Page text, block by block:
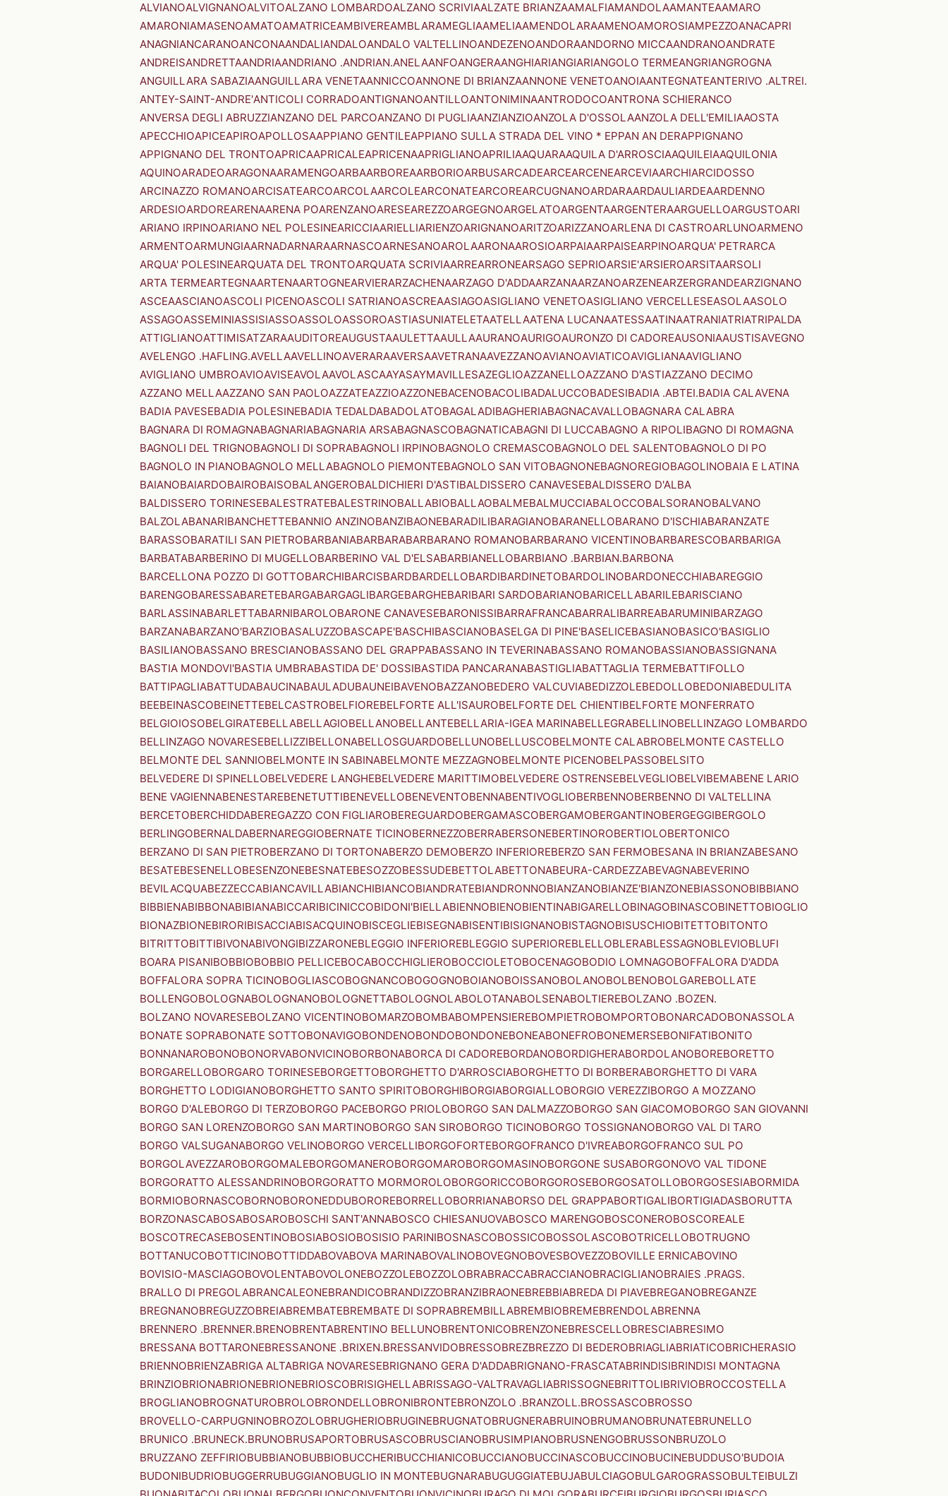
ALVIANOALVIGNANOALVITOALZANO LOMBARDOALZANO SCRIVIAALZATE BRIANZAAMALFIAMANDOLAAMANTEAAMARO
AMARONIAMASENOAMATOAMATRICEAMBIVEREAMBLARAMEGLIAAMELIAAMENDOLARAAMENOAMOROSIAMPEZZOANACAPRI
ANAGNIANCARANOANCONAANDALIANDALOANDALO VALTELLINOANDEZENOANDORAANDORNO MICCAANDRANOANDRATE
ANDREISANDRETTAANDRIAANDRIANO .ANDRIAN.ANELAANFOANGERAANGHIARIANGIARIANGOLO TERMEANGRIANGROGNA
ANGUILLARA SABAZIAANGUILLARA VENETAANNICCOANNONE DI BRIANZAANNONE VENETOANOIAANTEGNATEANTERIVO .ALTREI.
ANTEY-SAINT-ANDRE'ANTICOLI CORRADOANTIGNANOANTILLOANTONIMINAANTRODOCOANTRONA SCHIERANCO
ANVERSA DEGLI ABRUZZIANZANO DEL PARCOANZANO DI PUGLIAANZIANZIOANZOLA D'OSSOLAANZOLA DELL'EMILIAAOSTA
APECCHIOAPICEAPIROAPOLLOSAAPPIANO GENTILEAPPIANO SULLA STRADA DEL VINO * EPPAN AN DERAPPIGNANO
APPIGNANO DEL TRONTOAPRICAAPRICALEAPRICENAAPRIGLIANOAPRILIAAQUARAAQUILA D'ARROSCIAAQUILEIAAQUILONIA
AQUINOARADEOARAGONAARAMENGOARBAARBOREAARBORIOARBUSARCADEARCEARCENEARCEVIAARCHIARCIDOSSO
ARCINAZZO ROMANOARCISATEARCOARCOLAARCOLEARCONATEARCOREARCUGNANOARDARAARDAULIARDEAARDENNO
ARDESIOARDOREARENAARENA POARENZANOARESEAREZZOARGEGNOARGELATOARGENTAARGENTERAARGUELLOARGUSTOARI
ARIANO IRPINOARIANO NEL POLESINEARICCIAARIELLIARIENZOARIGNANOARITZOARIZZANOARLENA DI CASTROARLUNOARMENO
ARMENTOARMUNGIAARNADARNARAARNASCOARNESANOAROLAARONAAROSIOARPAIAARPAISEARPINOARQUA' PETRARCA
ARQUA' POLESINEARQUATA DEL TRONTOARQUATA SCRIVIAARREARRONEARSAGO SEPRIOARSIE'ARSIEROARSITAARSOLI
ARTA TERMEARTEGNAARTENAARTOGNEARVIERARZACHENAARZAGO D'ADDAARZANAARZANOARZENEARZERGRANDEARZIGNANO
ASCEAASCIANOASCOLI PICENOASCOLI SATRIANOASCREAASIAGOASIGLIANO VENETOASIGLIANO VERCELLESEASOLAASOLO
ASSAGOASSEMINIASSISIASSOASSOLOASSOROASTIASUNIATELETAATELLAATENA LUCANAATESSAATINAATRANIATRIATRIPALDA
ATTIGLIANOATTIMISATZARAAUDITOREAUGUSTAAULETTAAULLAAURANOAURIGOAURONZO DI CADOREAUSONIAAUSTISAVEGNO
AVELENGO .HAFLING.AVELLAAVELLINOAVERARAAVERSAAVETRANAAVEZZANOAVIANOAVIATICOAVIGLIANAAVIGLIANO
AVIGLIANO UMBROAVIOAVISEAVOLAAVOLASCAAYASAYMAVILLESAZEGLIOAZZANELLOAZZANO D'ASTIAZZANO DECIMO
AZZANO MELLAAZZANO SAN PAOLOAZZATEAZZIOAZZONEBACENOBACOLIBADALUCCOBADESIBADIA .ABTEI.BADIA CALAVENA
BADIA PAVESEBADIA POLESINEBADIA TEDALDABADOLATOBAGALADIBAGHERIABAGNACAVALLOBAGNARA CALABRA
BAGNARA DI ROMAGNABAGNARIABAGNARIA ARSABAGNASCOBAGNATICABAGNI DI LUCCABAGNO A RIPOLIBAGNO DI ROMAGNA
BAGNOLI DEL TRIGNOBAGNOLI DI SOPRABAGNOLI IRPINOBAGNOLO CREMASCOBAGNOLO DEL SALENTOBAGNOLO DI PO
BAGNOLO IN PIANOBAGNOLO MELLABAGNOLO PIEMONTEBAGNOLO SAN VITOBAGNONEBAGNOREGIOBAGOLINOBAIA E LATINA
BAIANOBAIARDOBAIROBAISOBALANGEROBALDICHIERI D'ASTIBALDISSERO CANAVESEBALDISSERO D'ALBA
BALDISSERO TORINESEBALESTRATEBALESTRINOBALLABIOBALLAOBALMEBALMUCCIABALOCCOBALSORANOBALVANO
BALZOLABANARIBANCHETTEBANNIO ANZINOBANZIBAONEBARADILIBARAGIANOBARANELLOBARANO D'ISCHIABARANZATE
BARASSOBARATILI SAN PIETROBARBANIABARBARABARBARANO ROMANOBARBARANO VICENTINOBARBARESCOBARBARIGA
BARBATABARBERINO DI MUGELLOBARBERINO VAL D'ELSABARBIANELLOBARBIANO .BARBIAN.BARBONA
BARCELLONA POZZO DI GOTTOBARCHIBARCISBARDBARDELLOBARDIBARDINETOBARDOLINOBARDONECCHIABAREGGIO
BARENGOBARESSABARETEBARGABARGAGLIBARGEBARGHEBARIBARI SARDOBARIANOBARICELLABARILEBARISCIANO
BARLASSINABARLETTABARNIBAROLOBARONE CANAVESEBARONISSIBARRAFRANCABARRALIBARREABARUMINIBARZAGO
BARZANABARZANO'BARZIOBASALUZZOBASCAPE'BASCHIBASCIANOBASELGA DI PINE'BASELICEBASIANOBASICO'BASIGLIO
BASILIANOBASSANO BRESCIANOBASSANO DEL GRAPPABASSANO IN TEVERINABASSANO ROMANOBASSIANOBASSIGNANA
BASTIA MONDOVI'BASTIA UMBRABASTIDA DE' DOSSIBASTIDA PANCARANABASTIGLIABATTAGLIA TERMEBATTIFOLLO
BATTIPAGLIABATTUDABAUCINABAULADUBAUNEIBAVENOBAZZANOBEDERO VALCUVIABEDIZZOLEBEDOLLOBEDONIABEDULITA
BEEBEINASCOBEINETTEBELCASTROBELFIOREBELFORTE ALL'ISAUROBELFORTE DEL CHIENTIBELFORTE MONFERRATO
BELGIOIOSOBELGIRATEBELLABELLAGIOBELLANOBELLANTEBELLARIA-IGEA MARINABELLEGRABELLINOBELLINZAGO LOMBARDO
BELLINZAGO NOVARESEBELLIZZIBELLONABELLOSGUARDOBELLUNOBELLUSCOBELMONTE CALABROBELMONTE CASTELLO
BELMONTE DEL SANNIOBELMONTE IN SABINABELMONTE MEZZAGNOBELMONTE PICENOBELPASSOBELSITO
BELVEDERE DI SPINELLOBELVEDERE LANGHEBELVEDERE MARITTIMOBELVEDERE OSTRENSEBELVEGLIOBELVIBEMABENE LARIO
BENE VAGIENNABENESTAREBENETUTTIBENEVELLOBENEVENTOBENNABENTIVOGLIOBERBENNOBERBENNO DI VALTELLINA
BERCETOBERCHIDDABEREGAZZO CON FIGLIAROBEREGUARDOBERGAMASCOBERGAMOBERGANTINOBERGEGGIBERGOLO
BERLINGOBERNALDABERNAREGGIOBERNATE TICINOBERNEZZOBERRABERSONEBERTINOROBERTIOLOBERTONICO
BERZANO DI SAN PIETROBERZANO DI TORTONABERZO DEMOBERZO INFERIOREBERZO SAN FERMOBESANA IN BRIANZABESANO
BESATEBESENELLOBESENZONEBESNATEBESOZZOBESSUDEBETTOLABETTONABEURA-CARDEZZABEVAGNABEVERINO
BEVILACQUABEZZECCABIANCAVILLABIANCHIBIANCOBIANDRATEBIANDRONNOBIANZANOBIANZE'BIANZONEBIASSONOBIBBIANO
BIBBIENABIBBONABIBIANABICCARIBICINICCOBIDONI'BIELLABIENNOBIENOBIENTINABIGARELLOBINAGOBINASCOBINETTOBIOGLIO
BIONAZBIONEBIRORIBISACCIABISACQUINOBISCEGLIEBISEGNABISENTIBISIGNANOBISTAGNOBISUSCHIOBITETTOBITONTO
BITRITTOBITTIBIVONABIVONGIBIZZARONEBLEGGIO INFERIOREBLEGGIO SUPERIOREBLELLOBLERABLESSAGNOBLEVIOBLUFI
BOARA PISANIBOBBIOBOBBIO PELLICEBOCABOCCHIGLIEROBOCCIOLETOBOCENAGOBODIO LOMNAGOBOFFALORA D'ADDA
BOFFALORA SOPRA TICINOBOGLIASCOBOGNANCOBOGOGNOBOIANOBOISSANOBOLANOBOLBENOBOLGAREBOLLATE
BOLLENGOBOLOGNABOLOGNANOBOLOGNETTABOLOGNOLABOLOTANABOLSENABOLTIEREBOLZANO .BOZEN.
BOLZANO NOVARESEBOLZANO VICENTINOBOMARZOBOMBABOMPENSIEREBOMPIETROBOMPORTOBONARCADOBONASSOLA
BONATE SOPRABONATE SOTTOBONAVIGOBONDENOBONDOBONDONEBONEABONEFROBONEMERSEBONIFATIBONITO
BONNANAROBONOBONORVABONVICINOBORBONABORCA DI CADOREBORDANOBORDIGHERABORDOLANOBOREBORETTO
BORGARELLOBORGARO TORINESEBORGETTOBORGHETTO D'ARROSCIABORGHETTO DI BORBERABORGHETTO DI VARA
BORGHETTO LODIGIANOBORGHETTO SANTO SPIRITOBORGHIBORGIABORGIALLOBORGIO VEREZZIBORGO A MOZZANO
BORGO D'ALEBORGO DI TERZOBORGO PACEBORGO PRIOLOBORGO SAN DALMAZZOBORGO SAN GIACOMOBORGO SAN GIOVANNI
BORGO SAN LORENZOBORGO SAN MARTINOBORGO SAN SIROBORGO TICINOBORGO TOSSIGNANOBORGO VAL DI TARO
BORGO VALSUGANABORGO VELINOBORGO VERCELLIBORGOFORTEBORGOFRANCO D'IVREABORGOFRANCO SUL PO
BORGOLAVEZZAROBORGOMALEBORGOMANEROBORGOMAROBORGOMASINOBORGONE SUSABORGONOVO VAL TIDONE
BORGORATTO ALESSANDRINOBORGORATTO MORMOROLOBORGORICCOBORGOROSEBORGOSATOLLOBORGOSESIABORMIDA
BORMIOBORNASCOBORNOBORONEDDUBOROREBORRELLOBORRIANABORSO DEL GRAPPABORTIGALIBORTIGIADASBORUTTA
BORZONASCABOSABOSAROBOSCHI SANT'ANNABOSCO CHIESANUOVABOSCO MARENGOBOSCONEROBOSCOREALE
BOSCOTRECASEBOSENTINOBOSIABOSIOBOSISIO PARINIBOSNASCOBOSSICOBOSSOLASCOBOTRICELLOBOTRUGNO
BOTTANUCOBOTTICINOBOTTIDDABOVABOVA MARINABOVALINOBOVEGNOBOVESBOVEZZOBOVILLE ERNICABOVINO
BOVISIO-MASCIAGOBOVOLENTABOVOLONEBOZZOLEBOZZOLOBRABRACCABRACCIANOBRACIGLIANOBRAIES .PRAGS.
BRALLO DI PREGOLABRANCALEONEBRANDICOBRANDIZZOBRANZIBRAONEBREBBIABREDA DI PIAVEBREGANOBREGANZE
BREGNANOBREGUZZOBREIABREMBATEBREMBATE DI SOPRABREMBILLABREMBIOBREMEBRENDOLABRENNA
BRENNERO .BRENNER.BRENOBRENTABRENTINO BELLUNOBRENTONICOBRENZONEBRESCELLOBRESCIABRESIMO
BRESSANA BOTTARONEBRESSANONE .BRIXEN.BRESSANVIDOBRESSOBREZBREZZO DI BEDEROBRIAGLIABRIATICOBRICHERASIO
BRIENNOBRIENZABRIGA ALTABRIGA NOVARESEBRIGNANO GERA D'ADDABRIGNANO-FRASCATABRINDISIBRINDISI MONTAGNA
BRINZIOBRIONABRIONEBRIONEBRIOSCOBRISIGHELLABRISSAGO-VALTRAVAGLIABRISSOGNEBRITTOLIBRIVIOBROCCOSTELLA
BROGLIANOBROGNATUROBROLOBRONDELLOBRONIBRONTEBRONZOLO .BRANZOLL.BROSSASCOBROSSO
BROVELLO-CARPUGNINOBROZOLOBRUGHERIOBRUGINEBRUGNATOBRUGNERABRUINOBRUMANOBRUNATEBRUNELLO
BRUNICO .BRUNECK.BRUNOBRUSAPORTOBRUSASCOBRUSCIANOBRUSIMPIANOBRUSNENGOBRUSSONBRUZOLO
BRUZZANO ZEFFIRIOBUBBIANOBUBBIOBUCCHERIBUCCHIANICOBUCCIANOBUCCINASCOBUCCINOBUCINEBUDDUSO'BUDOIA
BUDONIBUDRIOBUGGERRUBUGGIANOBUGLIO IN MONTEBUGNARABUGUGGIATEBUJABULCIAGOBULGAROGRASSOBULTEIBULZI